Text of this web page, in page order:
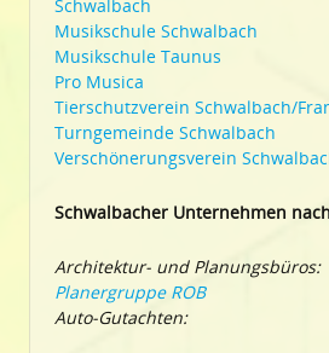
Schwalbach
Musikschule Schwalbach
Musikschule Taunus
Pro Musica
Tierschutzverein Schwalbach/
Turngemeinde Schwalbach
Verschönerungsverein
Schwalbacher Unternehmen
Architektur- und Planungsbüros:
Planergruppe ROB
Auto-Gutachten: